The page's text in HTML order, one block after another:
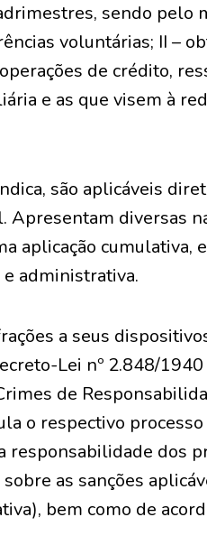
sendo pelo
voluntárias; II –
de crédito,
e as que visem à
são aplicáveis
diversas
aplicação cumulativa,
administrativa.
a seus
Lei nº 2.848/
de
o respectivo
responsabilidade dos
as sanções
bem como de